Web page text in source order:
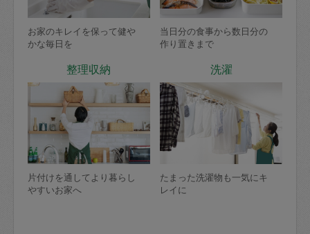
お家のキレイを保って健や
かな毎日を
当日分の食事から数日分の
作り置きまで
整理収納
片付けを通してより暮らし
やすいお家へ
洗濯
たまった洗濯物も一気にキ
レイに